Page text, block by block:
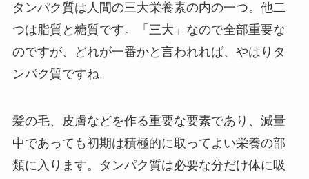
タンパク質は人間の三大栄養素の内の一つ。他二
つは脂質と糖質です。「三大」なので全部重要な
のですが、どれが一番かと言われれば、やはりタ
ンパク質ですね。
髪の毛、皮膚などを作る重要な要素であり、減量
中であっても初期は積極的に取ってよい栄養の部
類に入ります。タンパク質は必要な分だけ体に吸